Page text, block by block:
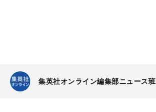
集英社オンライン編集部ニュース班